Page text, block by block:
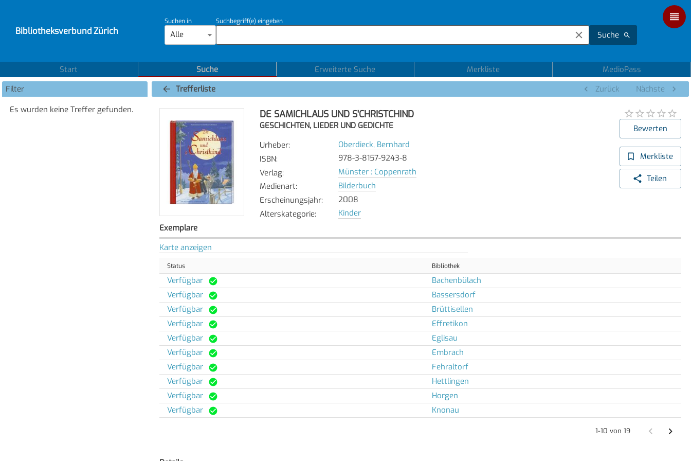
Bibliotheksverbund Zürich
Suchen in
Alle
Suchbegriff(e) eingeben
Suche
Start Suche Erweiterte Suche Merkliste
MedioPass
Filter
Es wurden keine Treffer gefunden.
Trefferliste Zurück Nächste
DE SAMICHLAUS UND S'CHRISTCHIND
GESCHICHTEN, LIEDER UND GEDICHTE
Urheber:
Oberdieck, Bernhard
ISBN:
978-3-8157-9243-8
Verlag:
Münster : Coppenrath
Medienart:
Bilderbuch
Erscheinungsjahr:
2008
Alterskategorie: Kinder
Bewerten
Merkliste
Teilen
Exemplare
Karte anzeigen
Status Bibliothek
Verfügbar
Bachenbülach
Verfügbar
Bassersdorf
Verfügbar
Brüttisellen
Verfügbar
Effretikon
Verfügbar
Eglisau
Verfügbar
Embrach
Verfügbar
Fehraltorf
Verfügbar
Hettlingen
Verfügbar
Horgen
Verfügbar
Knonau
1-10 von 19